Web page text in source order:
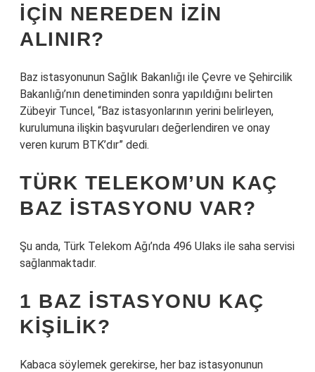
IÇIN NEREDEN IZIN
ALINIR?
Baz istasyonunun Sağlık Bakanlığı ile Çevre ve Şehircilik
Bakanlığı’nın denetiminden sonra yapıldığını belirten
Zübeyir Tuncel, “Baz istasyonlarının yerini belirleyen,
kurulumuna ilişkin başvuruları değerlendiren ve onay
veren kurum BTK’dır” dedi.
TÜRK TELEKOM’UN KAÇ
BAZ ISTASYONU VAR?
Şu anda, Türk Telekom Ağı’nda 496 Ulaks ile saha servisi
sağlanmaktadır.
1 BAZ ISTASYONU KAÇ
KIŞILIK?
Kabaca söylemek gerekirse, her baz istasyonunun